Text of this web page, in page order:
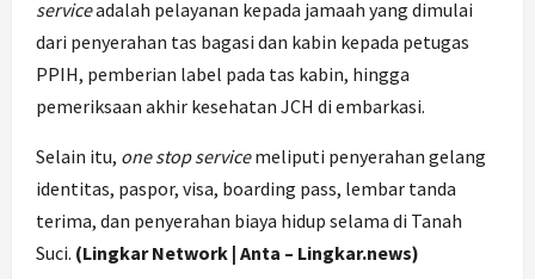
serviceadalah pelayanan kepada jamaah yang dimulai
dari penyerahan tas bagasi dan kabin kepada petugas
PPIH, pemberian label pada tas kabin, hingga
pemeriksaan akhir kesehatan JCH di embarkasi.
Selain itu, one stop servicemeliputi penyerahan gelang
identitas, paspor, visa, boarding pass, lembar tanda
terima, dan penyerahan biaya hidup selama di Tanah
Suci. (Lingkar Network | Anta – Lingkar.news)